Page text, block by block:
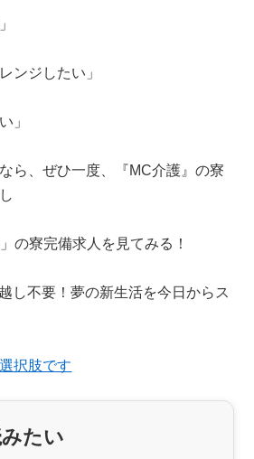
ンジしたい」
」
ら、ぜひ一度、『MC介護』の寮
の寮完備求人を見てみる！
し不要！夢の新生活を今日からス
択肢です
たい